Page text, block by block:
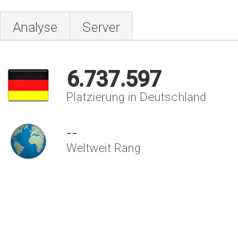
Analyse Server
6.737.597
Platzierung in Deutschland
--
Weltweit Rang